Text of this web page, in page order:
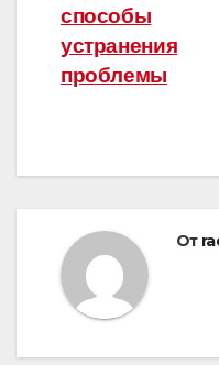
способы
устранения
проблемы
От